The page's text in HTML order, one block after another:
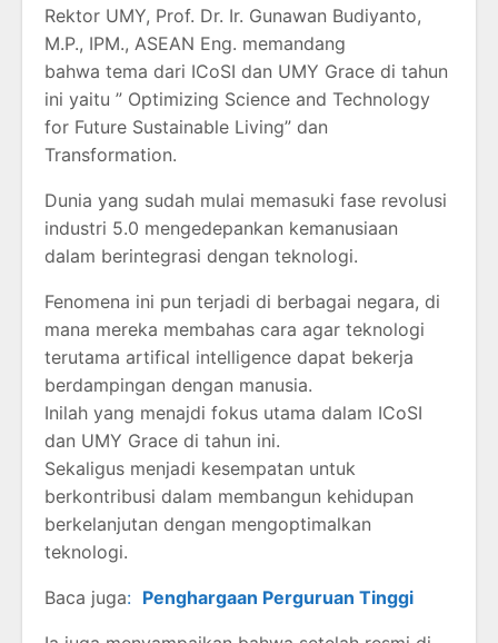
Rektor UMY, Prof. Dr. Ir. Gunawan Budiyanto,
M.P., IPM., ASEAN Eng. memandang
bahwa tema dari ICoSI dan UMY Grace di tahun
ini yaitu ” Optimizing Science and Technology
for Future Sustainable Living” dan
Transformation.
Dunia yang sudah mulai memasuki fase revolusi
industri 5.0 mengedepankan kemanusiaan
dalam berintegrasi dengan teknologi.
Fenomena ini pun terjadi di berbagai negara, di
mana mereka membahas cara agar teknologi
terutama artifical intelligence dapat bekerja
berdampingan dengan manusia.
Inilah yang menajdi fokus utama dalam ICoSI
dan UMY Grace di tahun ini.
Sekaligus menjadi kesempatan untuk
berkontribusi dalam membangun kehidupan
berkelanjutan dengan mengoptimalkan
teknologi.
Baca juga: Penghargaan Perguruan Tinggi